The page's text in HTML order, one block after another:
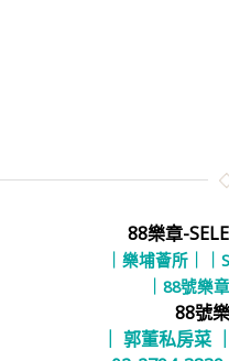
88樂章-
｜樂埔薈所｜ ｜
｜88號樂
88號
｜ 郭董私房菜 ｜